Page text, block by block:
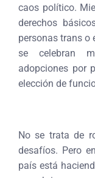
caos político.
derechos
personas trans o
se celebran
adopciones por
elección de
No se trata de
desafíos. Pero
país está